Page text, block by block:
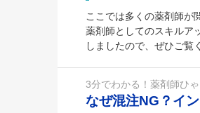
ここでは多くの薬剤師が
薬剤師としてのスキルア
しましたので、ぜひご覧
3分でわかる！薬剤師ひ
なぜ混注NG？イ